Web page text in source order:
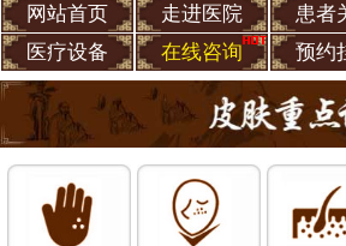
网站首页 走进医院 患者
医疗设备
在线咨询 预约